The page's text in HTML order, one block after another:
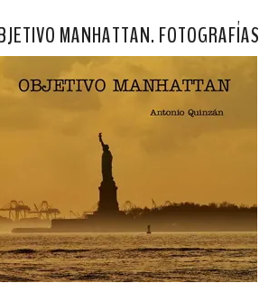
MANHATTAN. FOTOGRAFÍAS